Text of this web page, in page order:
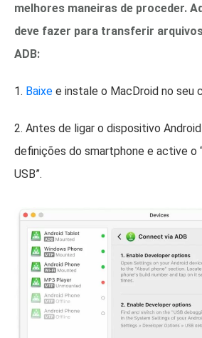
melhores maneiras de proceder.
deve fazer para transferir
ADB:
1. Baixe e instale o MacDroid no seu
2. Antes de ligar o dispositivo
definições do smartphone e active o
USB”.